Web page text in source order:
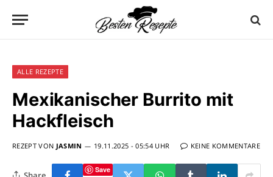
ALLE REZEPTE
Mexikanischer Burrito mit
Hackfleisch
REZEPT VON JASMIN 19.11.2025 - 05:54 UHR KEINE KOMMENTARE
Save